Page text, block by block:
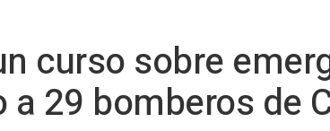
curso sobre
29 bomberos de